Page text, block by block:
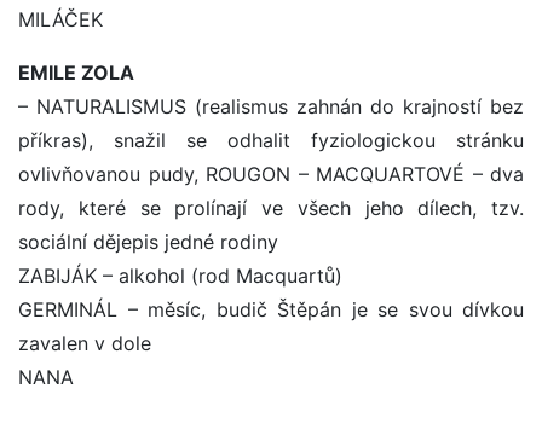
MILÁČEK
EMILE ZOLA
– NATURALISMUS (realismus zahnán do krajností bez
příkras), snažil se odhalit fyziologickou stránku
ovlivňovanou pudy, ROUGON – MACQUARTOVÉ – dva
rody, které se prolínají ve všech jeho dílech, tzv.
sociální dějepis jedné rodiny
ZABIJÁK – alkohol (rod Macquartů)
GERMINÁL – měsíc, budič Štěpán je se svou dívkou
zavalen v dole
NANA